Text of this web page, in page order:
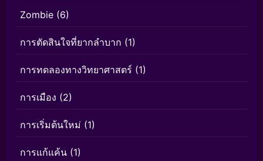
Zombie (6)
การตัดสินใจที่ยากลำบาก (1)
การทดลองทางวิทยาศาสตร์ (1)
การเมือง (2)
การเริ่มต้นใหม่ (1)
การแก้แค้น (1)